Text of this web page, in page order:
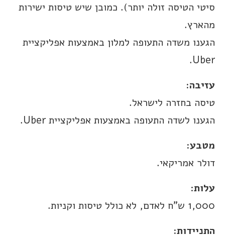
סיטי הטיסה זולה יותר). כמובן שיש טיסות ישירות
מהארץ.
הגענו משדה התעופה למלון באמצעות אפליקציית
Uber.
עזיבה:
טיסה בחזרה לישראל.
הגענו לשדה התעופה באמצעות אפליקציית Uber.
מטבע:
דולר אמריקאי.
עלות:
1,000 ש”ח לאדם, לא כולל טיסות וקניות.
התניידות: